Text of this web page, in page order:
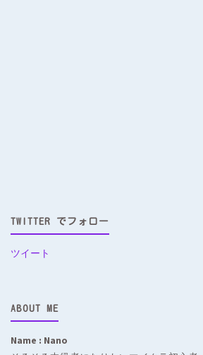
TWITTER でフォロー
ツイート
ABOUT ME
Name : Nano